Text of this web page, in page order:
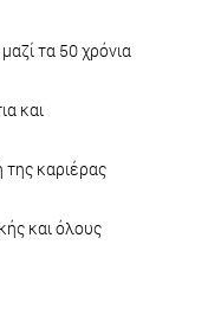
τα 50 χρόνια
και
καριέρας
και όλους